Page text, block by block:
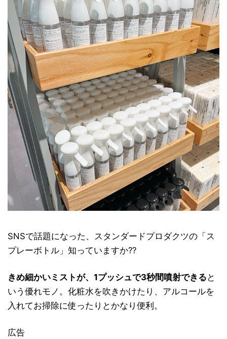
SNSで話題になった、スタンダードプロダクツの「ス
プレーボトル」知っていますか??
きめ細かいミストが、1プッシュで3秒間噴射できる と
いう優れモノ。化粧水を吹きかけたり、アルコールを
入れてお掃除に使ったりとかなり便利。
広告